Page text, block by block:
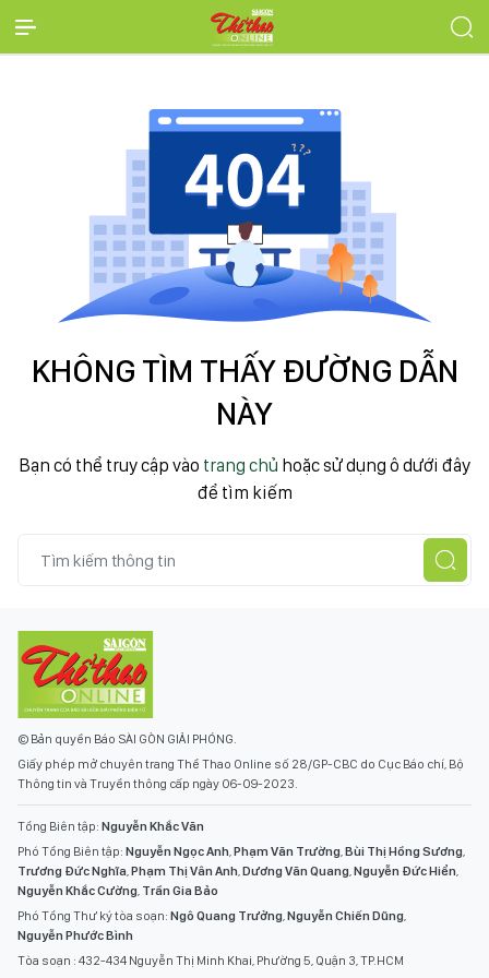
KHÔNG TÌM THẤY ĐƯỜNG DẪN
NÀY
Bạn có thể truy cập vào trang chủ hoặc sử dụng ô dưới đây
để tìm kiếm
© Bản quyền Báo SÀI GÒN GIẢI PHÓNG.
Giấy phép mở chuyên trang Thể Thao Online số 28/GP-CBC do Cục Báo chí, Bộ
Thông tin và Truyền thông cấp ngày 06-09-2023.
Tổng Biên tập: Nguyễn Khắc Văn
Phó Tổng Biên tập: Nguyễn Ngọc Anh,Phạm Văn Trường,Bùi Thị Hồng Sương,
Trương Đức Nghĩa,Phạm Thị Vân Anh,Dương Văn Quang,Nguyễn Đức Hiển,
Nguyễn Khắc Cường, Trần Gia Bảo
Phó Tổng Thư ký tòa soạn: Ngô Quang Trưởng,Nguyễn Chiến Dũng,
Nguyễn Phước Bình
Tòa soạn : 432-434 Nguyễn Thị Minh Khai, Phường 5, Quận 3, TP.HCM